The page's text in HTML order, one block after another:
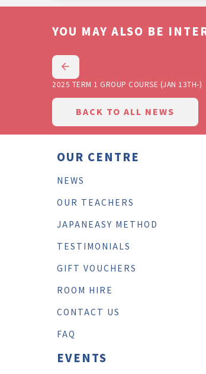
YOU MAY ALSO BE
2025 TERM 1 GROUP COURSE (JAN 13TH-)
BACK TO ALL NEWS
OUR CENTRE
NEWS
OUR TEACHERS
JAPANEASY METHOD
TESTIMONIALS
GIFT VOUCHERS
ROOM HIRE
CONTACT US
FAQ
EVENTS